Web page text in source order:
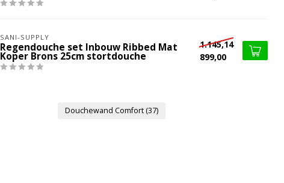
SANI-SUPPLY
Regendouche set Inbouw Ribbed Mat
Koper Brons 25cm stortdouche
1.145,14
899,00
Douchewand Comfort(37)